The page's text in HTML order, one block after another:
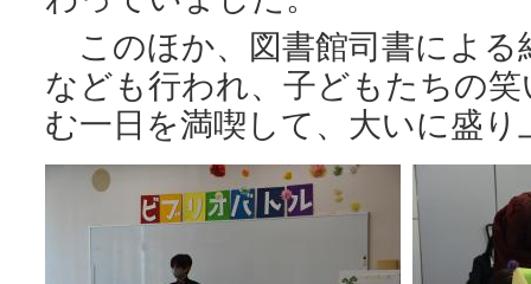
このほか、図書館司書による
なども行われ、子どもたちの
む一日を満喫して、大いに盛